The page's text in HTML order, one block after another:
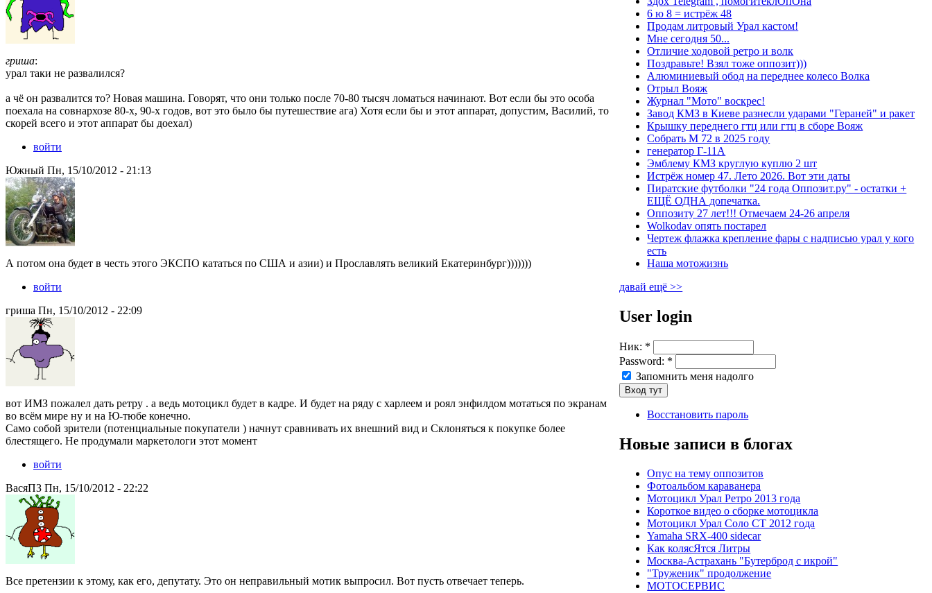
гриша:
урал таки не развалился?
а чё он развалится то? Новая машина. Говорят, что они только после 70-80 тысяч ломаться начинают. Вот если бы это особа
поехала на совнархозе 80-х, 90-х годов, вот это было бы путешествие ага) Хотя если бы и этот аппарат, допустим, Василий, то
скорей всего и этот аппарат бы доехал)
войти
Южный Пн, 15/10/2012 - 21:13
А потом она будет в честь этого ЭКСПО кататься по США и азии) и Прославлять великий Екатеринбург)))))))
войти
гриша Пн, 15/10/2012 - 22:09
вот ИМЗ пожалел дать ретру . а ведь мотоцикл будет в кадре. И будет на ряду с харлеем и роял энфилдом мотаться по экранам
во всём мире ну и на Ю-тюбе конечно.
Само собой зрители (потенциальные покупатели ) начнут сравнивать их внешний вид и Склоняться к покупке более
блестящего. Не продумали маркетологи этот момент
войти
ВасяПЗ Пн, 15/10/2012 - 22:22
Все претензии к этому, как его, депутату. Это он неправильный мотик выпросил. Вот пусть отвечает теперь.
6 ю 8 = истрёж 48
Продам литровый Урал кастом!
Мне сегодня 50...
Отличие ходовой ретро и волк
Поздравьте! Взял тоже оппозит)))
Алюминиевый обод на переднее колесо Волка
Отрыл Вояж
Журнал "Мото" воскрес!
Завод КМЗ в Киеве разнесли ударами "Гераней" и ракет
Крышку переднего гтц или гтц в сборе Вояж
Собрать М 72 в 2025 году
генератор Г-11А
Эмблему КМЗ круглую куплю 2 шт
Истрёж номер 47. Лето 2026. Вот эти даты
Пиратские футболки "24 года Оппозит.ру" - остатки +
ЕЩЁ ОДНА допечатка.
Оппозиту 27 лет!!! Отмечаем 24-26 апреля
Wolkodav опять постарел
Чертеж флажка крепление фары с надписью урал у кого
есть
Наша мотожизнь
давай ещё >>
User login
Ник: *
Password: *
Запомнить меня надолго
Восстановить пароль
Новые записи в блогах
Опус на тему оппозитов
Фотоальбом караванера
Мотоцикл Урал Ретро 2013 года
Короткое видео о сборке мотоцикла
Мотоцикл Урал Соло СТ 2012 года
Yamaha SRX-400 sidecar
Как колясЯтся Литры
Москва-Астрахань "Бутерброд с икрой"
"Труженик" продолжение
МОТОСЕРВИС